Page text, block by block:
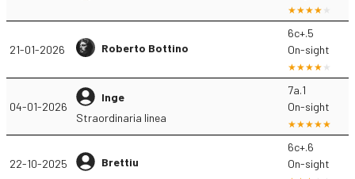
21-01-2026 Roberto Bottino
6c+.5
On-sight
04-01-2026
Inge
Straordinaria linea
7a.1
On-sight
22-10-2025 Brettiu
6c+.6
On-sight